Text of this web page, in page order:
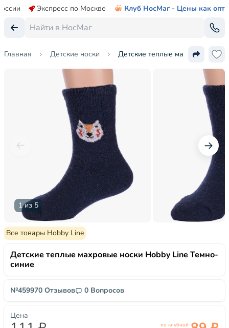
Экспресс по Москве Клуб НосМаг - Цены как опт
Главная Детские носки Детские теплые махровые
1 из 5
Все товары Hobby Line
Детские теплые махровые носки Hobby Line Темно-
синие
№459970 Отзывов 0 Вопросов
Цена
по клубной